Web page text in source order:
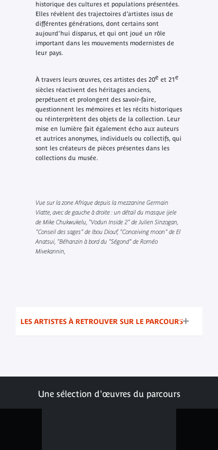
historique des cultures et populations présentées.
Elles révèlent des trajectoires d’artistes issus de
différentes générations, dont certains sont
aujourd’hui disparus, et qui ont joué un rôle
important dans les mouvements modernistes de
leur pays.
À travers leurs œuvres, ces artistes des 20e et 21e
siècles réactivent des héritages anciens,
perpétuent et prolongent des savoir-faire,
questionnent les mémoires et les récits historiques
ou réinterprètent des objets de la collection. Leur
mise en lumière fait également écho aux auteurs
et autrices anonymes, individuels ou collectifs, qui
sont les créateurs de pièces présentes dans les
collections du musée.
Vue sur la zone Afrique depuis la mezzanine Germain
Viatte, avec de gauche à droite : un détail du masque ijele
de Mike Chukwukelu, "Vodun Inside 2" de Julien Sinzogan,
"Conseil des sages" de Ibou Diouf, "Conceiving moon" de El
Anatsui, "Béhanzin à bord du "Ségond" de Roméo
Mivekannin,
LES ARTISTES À RETROUVER SUR LE PARCOURS
Une sélection d'œuvres du parcours